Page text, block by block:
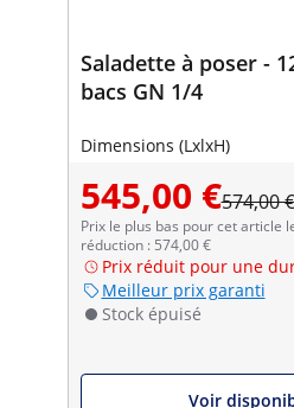
Saladette à poser -
bacs GN 1/4
Dimensions (LxlxH)
545,00 €574,00 €
Prix le plus bas pour cet article
réduction : 574,00 €
Prix réduit pour une
Meilleur prix garanti
Stock épuisé
Voir